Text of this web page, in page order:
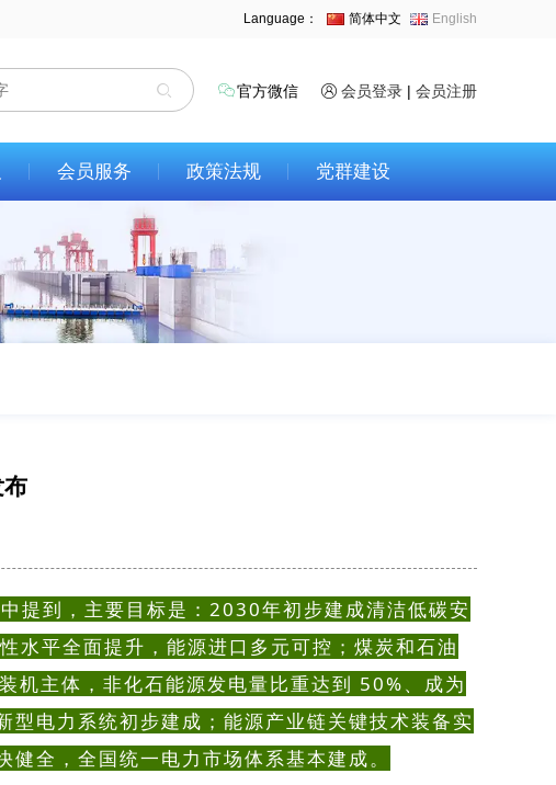
Language： 简体中文 English
官方微信 会员登录 | 会员注册
会员服务 政策法规 党群建设
布
提到， 主要目标是：2030年初步建成清洁低碳安
水平全面提升，能源进口多元可控；煤炭和石油
机主体，非化石能源发电量比重达到 50%、成为
电力系统初步建成；能源产业链关键技术装备实
全，全国统一电力市场体系基本建成。